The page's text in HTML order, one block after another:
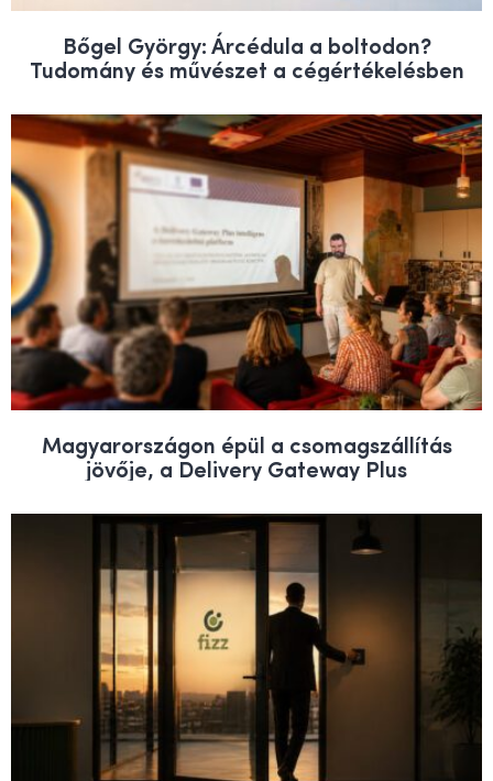
Bőgel György: Árcédula a boltodon?
Tudomány és művészet a cégértékelésben
Magyarországon épül a csomagszállítás
jövője, a Delivery Gateway Plus